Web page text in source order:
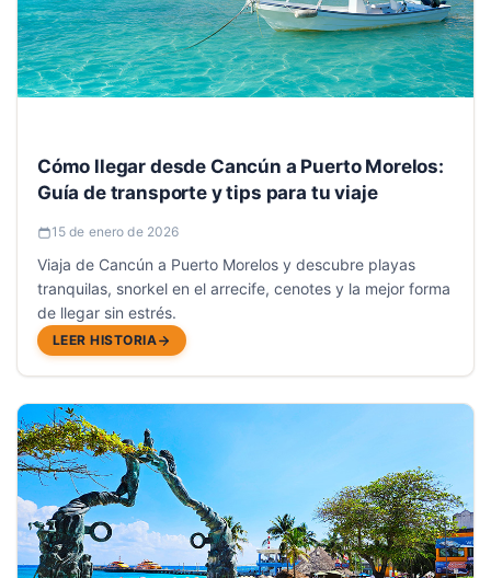
Cómo llegar desde Cancún a Puerto Morelos:
Guía de transporte y tips para tu viaje
15 de enero de 2026
Viaja de Cancún a Puerto Morelos y descubre playas
tranquilas, snorkel en el arrecife, cenotes y la mejor forma
de llegar sin estrés.
LEER HISTORIA